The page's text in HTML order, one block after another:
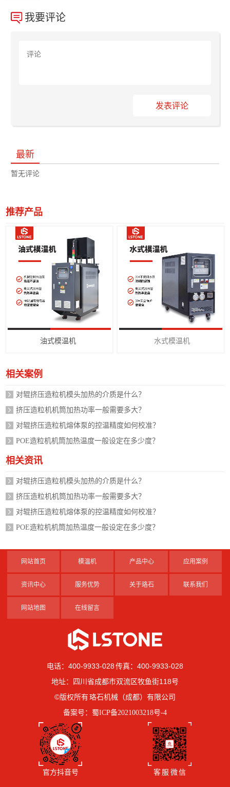
我要评论
发表评论
最新
暂无评论
推荐产品
油式模温机 水式模温机
相关案例
对辊挤压造粒机模头加热的介质是什么？
挤压造粒机机筒加热功率一般需要多大？
对辊挤压造粒机熔体泵的控温精度如何校准？
POE造粒机机筒加热温度一般设定在多少度？
相关资讯
对辊挤压造粒机模头加热的介质是什么？
挤压造粒机机筒加热功率一般需要多大？
对辊挤压造粒机熔体泵的控温精度如何校准？
POE造粒机机筒加热温度一般设定在多少度？
网站首页 模温机 产品中心 应用案例
资讯中心 服务优势 关于珞石 联系我们
网站地图 在线留言
电话：400-9933-028 传真：400-9933-028
地址：四川省成都市双流区牧鱼街118号
©版权所有 珞石机械（成都）有限公司
备案号： 蜀ICP备2021003218号-4
官方抖音号 客 服 微 信